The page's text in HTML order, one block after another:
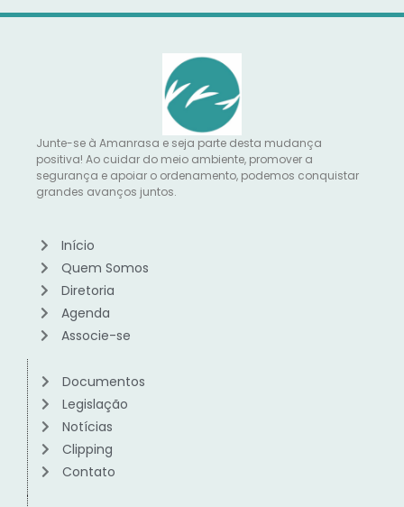
Junte-se à Amanrasa e seja parte desta mudança
positiva! Ao cuidar do meio ambiente, promover a
segurança e apoiar o ordenamento, podemos conquistar
grandes avanços juntos.
Início
Quem Somos
Diretoria
Agenda
Associe-se
Documentos
Legislação
Notícias
Clipping
Contato